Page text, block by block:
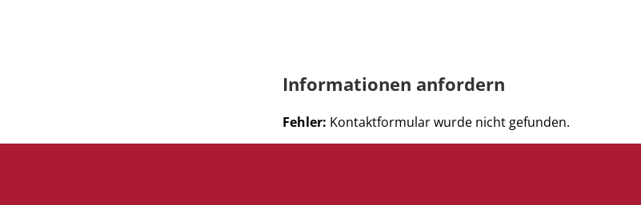
Informationen anfordern
Fehler: Kontaktformular wurde nicht gefunden.